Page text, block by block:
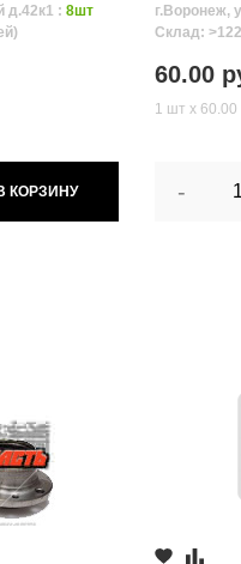
д.42к1 : 8шт
КОРЗИНУ
г.Воронеж,
Склад:
60.00
1 шт х 60.00
-